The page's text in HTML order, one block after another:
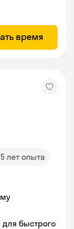
время
лет опыта
для быстрого